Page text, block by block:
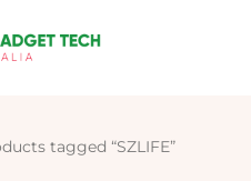
tagged “SZLIFE”